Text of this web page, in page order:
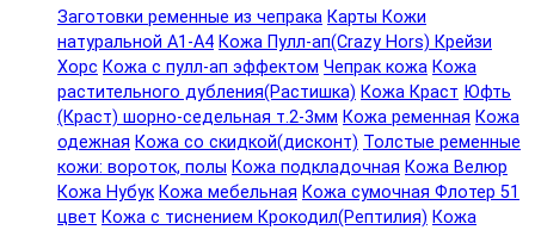
Заготовки ременные из чепрака Карты Кожи
натуральной А1-А4 Кожа Пулл-ап(Crazy Hors) Крейзи
Хорс Кожа с пулл-ап эффектом Чепрак кожа Кожа
растительного дубления(Растишка) Кожа Краст Юфть
(Краст) шорно-седельная т.2-3мм Кожа ременная Кожа
одежная Кожа со скидкой(дисконт) Толстые ременные
кожи: вороток, полы Кожа подкладочная Кожа Велюр
Кожа Нубук Кожа мебельная Кожа сумочная Флотер 51
цвет Кожа с тиснением Крокодил(Рептилия) Кожа